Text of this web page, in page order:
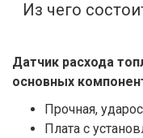
Из чего
Датчик расхода
основных
Прочная,
Плата с